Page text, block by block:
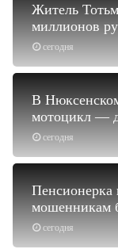
сегодня
Житель
миллионов
сегодня
В
мотоцикл —
сегодня
Пенсионерка
мошенникам